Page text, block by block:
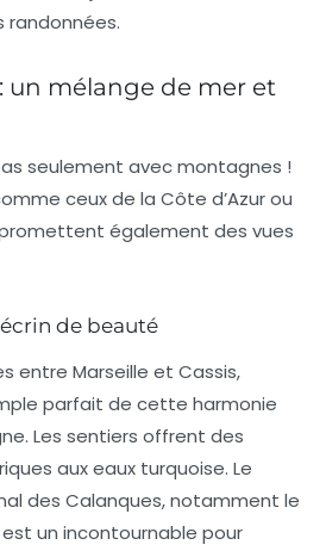
randonnées.
un mélange de mer et
seulement avec montagnes !
ceux de la Côte d’Azur ou
également des vues
écrin de beauté
entre Marseille et Cassis,
parfait de cette harmonie
Les sentiers offrent des
aux eaux turquoise. Le
des Calanques, notamment le
un incontournable pour